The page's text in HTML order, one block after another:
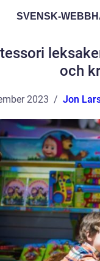
SVENSK-
och
2023 Jon